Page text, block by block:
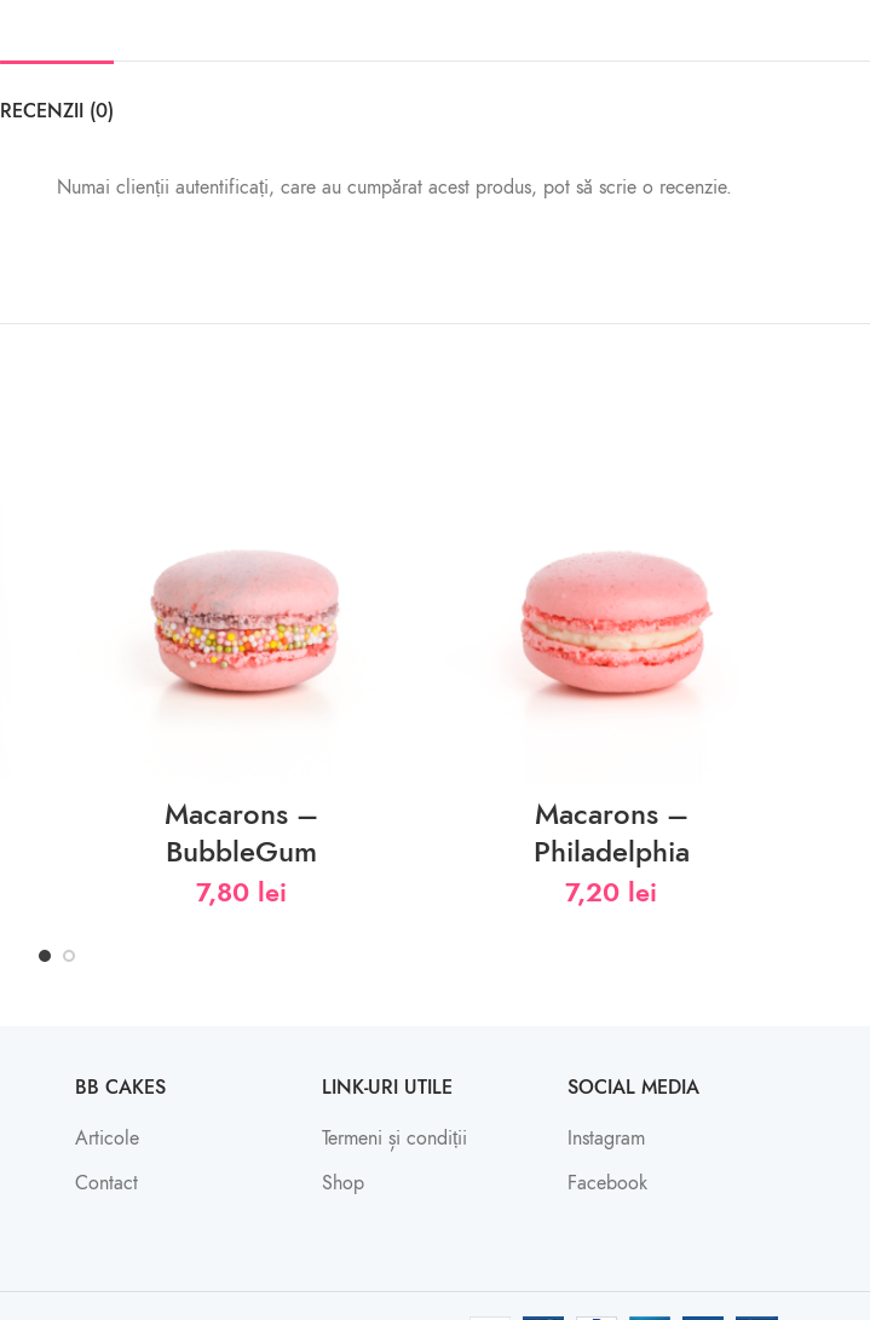
RECENZII (0)
Numai clienții autentificați, care au cumpărat acest produs, pot să scrie o recenzie.
Macarons –
BubbleGum
7,80 lei
Macarons –
Philadelphia
7,20 lei
BB CAKES
Articole
Contact
LINK-URI UTILE
Termeni și condiții
Shop
SOCIAL MEDIA
Instagram
Facebook